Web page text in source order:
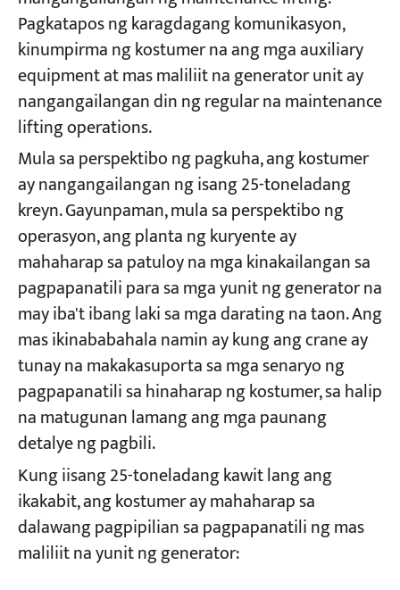
Pagkatapos ng karagdagang komunikasyon,
kinumpirma ng kostumer na ang mga auxiliary
equipment at mas maliliit na generator unit ay
nangangailangan din ng regular na maintenance
lifting operations.
Mula sa perspektibo ng pagkuha, ang kostumer
ay nangangailangan ng isang 25-toneladang
kreyn. Gayunpaman, mula sa perspektibo ng
operasyon, ang planta ng kuryente ay
mahaharap sa patuloy na mga kinakailangan sa
pagpapanatili para sa mga yunit ng generator na
may iba't ibang laki sa mga darating na taon. Ang
mas ikinababahala namin ay kung ang crane ay
tunay na makakasuporta sa mga senaryo ng
pagpapanatili sa hinaharap ng kostumer, sa halip
na matugunan lamang ang mga paunang
detalye ng pagbili.
Kung iisang 25-toneladang kawit lang ang
ikakabit, ang kostumer ay mahaharap sa
dalawang pagpipilian sa pagpapanatili ng mas
maliliit na yunit ng generator: